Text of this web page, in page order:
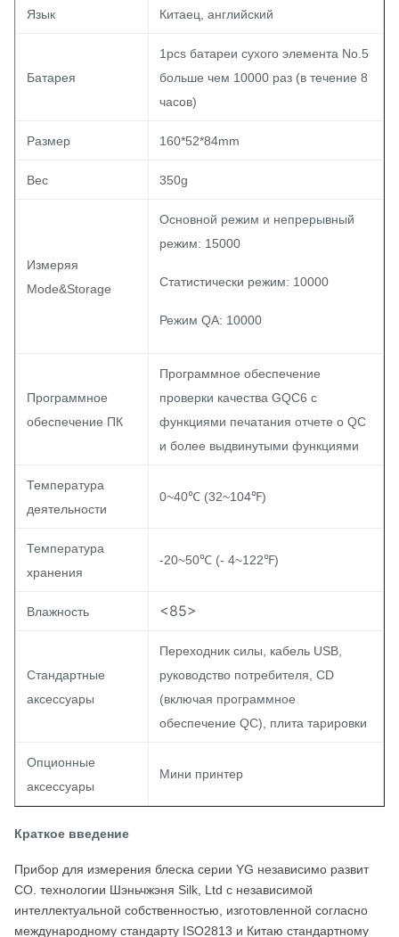
Язык Китаец, английский
Батарея
1pcs батареи сухого элемента No.5
больше чем 10000 раз (в течение 8
часов)
Размер 160*52*84mm
Вес 350g
Измеряя
Mode&Storage
Основной режим и непрерывный
режим: 15000
Статистически режим: 10000
Режим QA: 10000
Программное
обеспечение ПК
Программное обеспечение
проверки качества GQC6 с
функциями печатания отчете о QC
и более выдвинутыми функциями
Температура
деятельности
0~40℃ (32~104℉)
Температура
хранения
-20~50℃ (- 4~122℉)
Влажность <85>
Стандартные
аксессуары
Переходник силы, кабель USB,
руководство потребителя, CD
(включая программное
обеспечение QC), плита тарировки
Опционные
аксессуары
Мини принтер
Краткое введение
Прибор для измерения блеска серии YG независимо развит
CO. технологии Шэньчжэня Silk, Ltd с независимой
интеллектуальной собственностью, изготовленной согласно
международному стандарту ISO2813 и Китаю стандартному